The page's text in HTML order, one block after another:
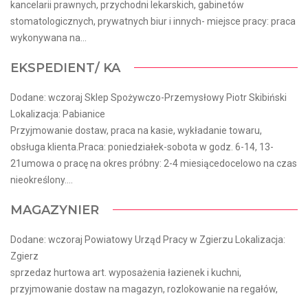
kancelarii prawnych, przychodni lekarskich, gabinetów
stomatologicznych, prywatnych biur i innych- miejsce pracy: praca
wykonywana na...
EKSPEDIENT/ KA
Dodane: wczoraj Sklep Spożywczo-Przemysłowy Piotr Skibiński
Lokalizacja: Pabianice
Przyjmowanie dostaw, praca na kasie, wykładanie towaru,
obsługa klienta.Praca: poniedziałek-sobota w godz. 6-14, 13-
21umowa o pracę na okres próbny: 2-4 miesiącedocelowo na czas
nieokreślony....
MAGAZYNIER
Dodane: wczoraj Powiatowy Urząd Pracy w Zgierzu Lokalizacja:
Zgierz
sprzedaz hurtowa art. wyposażenia łazienek i kuchni,
przyjmowanie dostaw na magazyn, rozlokowanie na regałów,